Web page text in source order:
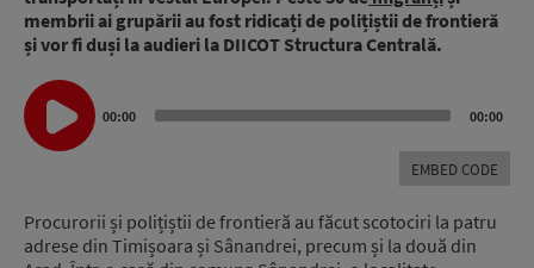
membrii ai grupării au fost ridicați de polițiștii de frontieră
și vor fi duși la audieri la DIICOT Structura Centrală.
Audio
Player
00:00 00:00
EMBED CODE
Procurorii și polițiștii de frontieră au făcut scotociri la patru
adrese din Timișoara și Sânandrei, precum și la două din